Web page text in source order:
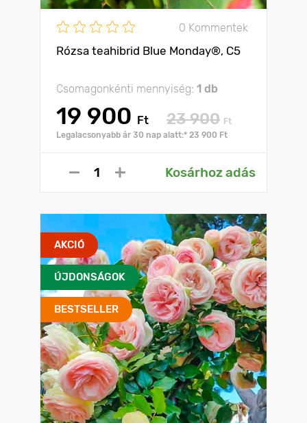
0 Kommentek
Rózsa teahibrid Blue Monday®, C5
Csomagonkénti mennyiség: 1 db
19 900 Ft 23 900 Ft
Legalacsonyabb ár 30 nap alatt:* 23 900 Ft
Kosárhoz adás
AKCIÓ
ÚJDONSÁGOK
BESTSELLER